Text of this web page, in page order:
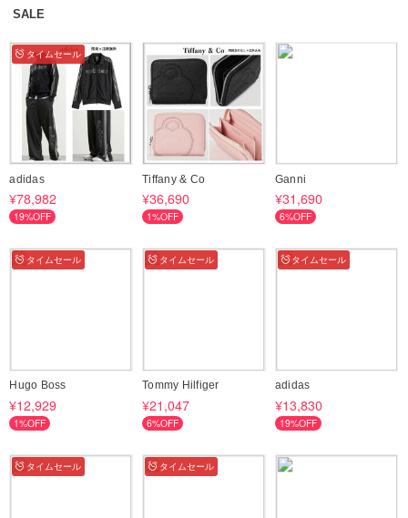
SALE
タイムセール
adidas
¥78,982
19%OFF
Tiffany & Co
¥36,690
1%OFF
Ganni
¥31,690
6%OFF
タイムセール
Hugo Boss
¥12,929
1%OFF
タイムセール
Tommy Hilfiger
¥21,047
6%OFF
タイムセール
adidas
¥13,830
19%OFF
タイムセール タイムセール